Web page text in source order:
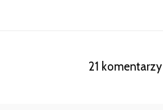
21 komentarzy